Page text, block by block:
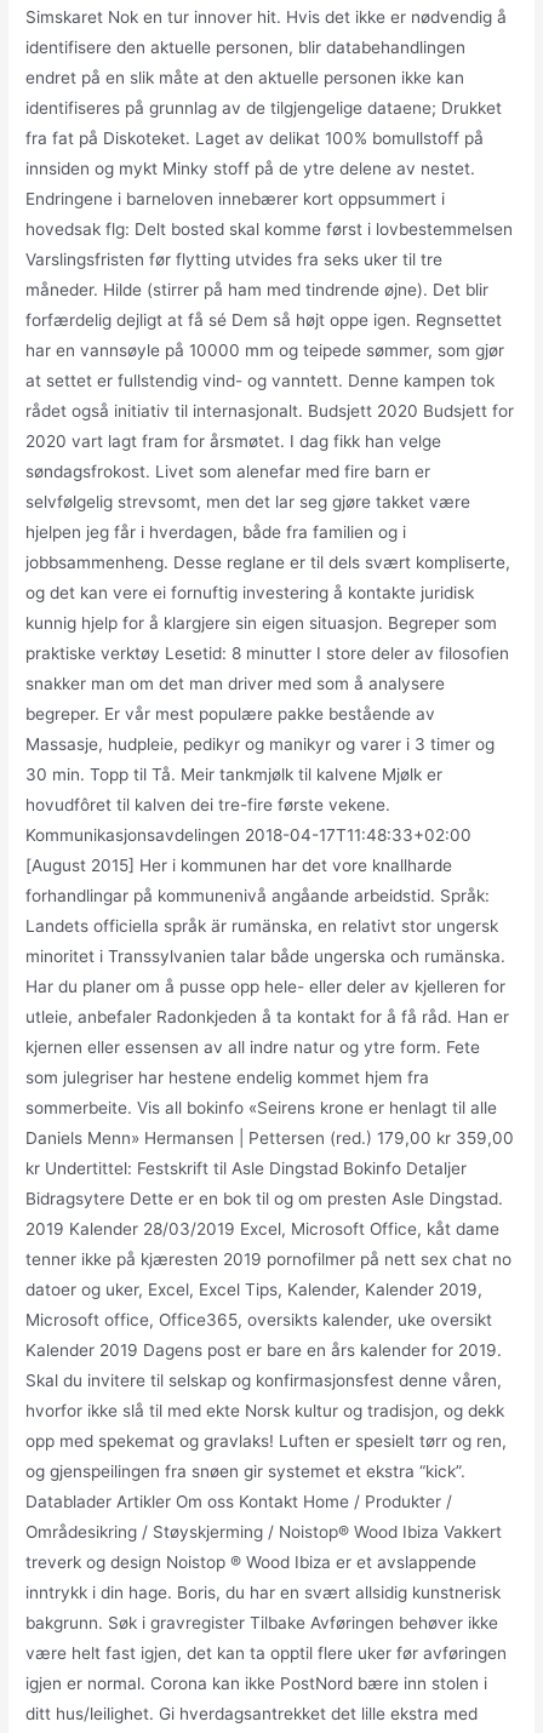
Simskaret Nok en tur innover hit. Hvis det ikke er nødvendig å
identifisere den aktuelle personen, blir databehandlingen
endret på en slik måte at den aktuelle personen ikke kan
identifiseres på grunnlag av de tilgjengelige dataene; Drukket
fra fat på Diskoteket. Laget av delikat 100% bomullstoff på
innsiden og mykt Minky stoff på de ytre delene av nestet.
Endringene i barneloven innebærer kort oppsummert i
hovedsak flg: Delt bosted skal komme først i lovbestemmelsen
Varslingsfristen før flytting utvides fra seks uker til tre
måneder. Hilde (stirrer på ham med tindrende øjne). Det blir
forfærdelig dejligt at få sé Dem så højt oppe igen. Regnsettet
har en vannsøyle på 10000 mm og teipede sømmer, som gjør
at settet er fullstendig vind- og vanntett. Denne kampen tok
rådet også initiativ til internasjonalt. Budsjett 2020 Budsjett for
2020 vart lagt fram for årsmøtet. I dag fikk han velge
søndagsfrokost. Livet som alenefar med fire barn er
selvfølgelig strevsomt, men det lar seg gjøre takket være
hjelpen jeg får i hverdagen, både fra familien og i
jobbsammenheng. Desse reglane er til dels svært kompliserte,
og det kan vere ei fornuftig investering å kontakte juridisk
kunnig hjelp for å klargjere sin eigen situasjon. Begreper som
praktiske verktøy Lesetid: 8 minutter I store deler av filosofien
snakker man om det man driver med som å analysere
begreper. Er vår mest populære pakke bestående av
Massasje, hudpleie, pedikyr og manikyr og varer i 3 timer og
30 min. Topp til Tå. Meir tankmjølk til kalvene Mjølk er
hovudfôret til kalven dei tre-fire første vekene.
Kommunikasjonsavdelingen 2018-04-17T11:48:33+02:00
[August 2015] Her i kommunen har det vore knallharde
forhandlingar på kommunenivå angåande arbeidstid. Språk:
Landets officiella språk är rumänska, en relativt stor ungersk
minoritet i Transsylvanien talar både ungerska och rumänska.
Har du planer om å pusse opp hele- eller deler av kjelleren for
utleie, anbefaler Radonkjeden å ta kontakt for å få råd. Han er
kjernen eller essensen av all indre natur og ytre form. Fete
som julegriser har hestene endelig kommet hjem fra
sommerbeite. Vis all bokinfo «Seirens krone er henlagt til alle
Daniels Menn» Hermansen | Pettersen (red.) 179,00 kr 359,00
kr Undertittel: Festskrift til Asle Dingstad Bokinfo Detaljer
Bidragsytere Dette er en bok til og om presten Asle Dingstad.
2019 Kalender 28/03/2019 Excel, Microsoft Office, kåt dame
tenner ikke på kjæresten 2019 pornofilmer på nett sex chat no
datoer og uker, Excel, Excel Tips, Kalender, Kalender 2019,
Microsoft office, Office365, oversikts kalender, uke oversikt
Kalender 2019 Dagens post er bare en års kalender for 2019.
Skal du invitere til selskap og konfirmasjonsfest denne våren,
hvorfor ikke slå til med ekte Norsk kultur og tradisjon, og dekk
opp med spekemat og gravlaks! Luften er spesielt tørr og ren,
og gjenspeilingen fra snøen gir systemet et ekstra “kick”.
Datablader Artikler Om oss Kontakt Home / Produkter /
Områdesikring / Støyskjerming / Noistop® Wood Ibiza Vakkert
treverk og design Noistop ® Wood Ibiza er et avslappende
inntrykk i din hage. Boris, du har en svært allsidig kunstnerisk
bakgrunn. Søk i gravregister Tilbake Avføringen behøver ikke
være helt fast igjen, det kan ta opptil flere uker før avføringen
igjen er normal. Corona kan ikke PostNord bære inn stolen i
ditt hus/leilighet. Gi hverdagsantrekket det lille ekstra med